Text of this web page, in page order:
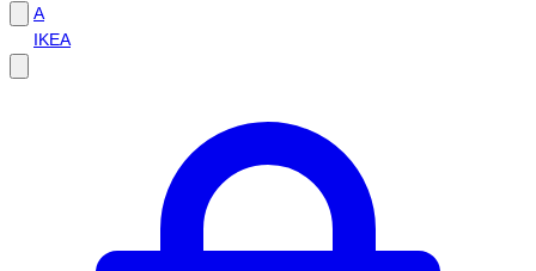
A
IKEA